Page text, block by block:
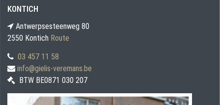
KONTICH
Antwerpsesteenweg 80
2550 Kontich Route
03 457 11 58
info@gielis-veremans.be
BTW BE0871 030 207